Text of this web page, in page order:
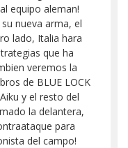
equipo aleman!
nueva arma, el
lado, Italia hara
que ha
veremos la
de BLUE LOCK
y el resto del
la delantera,
para
del campo!